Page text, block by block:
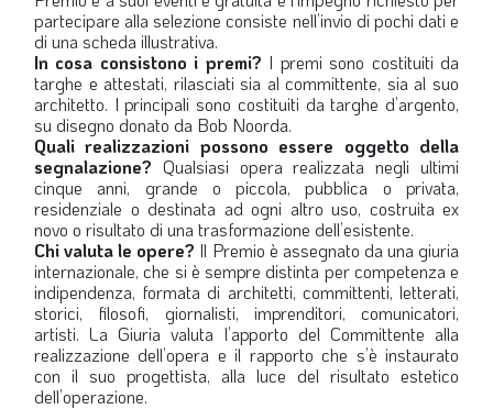
partecipare alla selezione consiste nell’invio di pochi dati e
di una scheda illustrativa.
In cosa consistono i premi? I premi sono costituiti da
targhe e attestati, rilasciati sia al committente, sia al suo
architetto. I principali sono costituiti da targhe d’argento,
su disegno donato da Bob Noorda.
Quali realizzazioni possono essere oggetto della
segnalazione? Qualsiasi opera realizzata negli ultimi
cinque anni, grande o piccola, pubblica o privata,
residenziale o destinata ad ogni altro uso, costruita ex
novo o risultato di una trasformazione dell’esistente.
Chi valuta le opere? Il Premio è assegnato da una giuria
internazionale, che si è sempre distinta per competenza e
indipendenza, formata di architetti, committenti, letterati,
storici, filosofi, giornalisti, imprenditori, comunicatori,
artisti. La Giuria valuta l’apporto del Committente alla
realizzazione dell’opera e il rapporto che s’è instaurato
con il suo progettista, alla luce del risultato estetico
dell’operazione.